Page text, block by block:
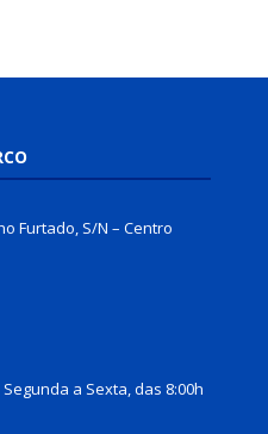
Furtado, S/N – Centro
a Sexta, das 8:00h